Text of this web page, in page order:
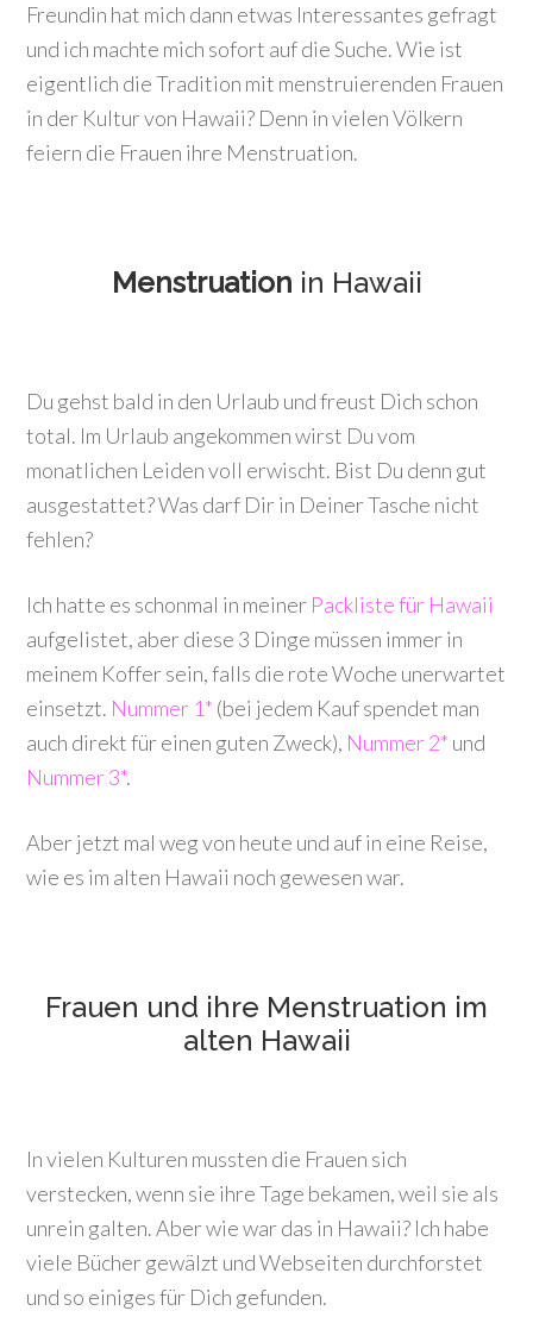
Freundin hat mich dann etwas Interessantes gefragt
und ich machte mich sofort auf die Suche. Wie ist
eigentlich die Tradition mit menstruierenden Frauen
in der Kultur von Hawaii? Denn in vielen Völkern
feiern die Frauen ihre Menstruation.
Menstruation in Hawaii
Du gehst bald in den Urlaub und freust Dich schon
total. Im Urlaub angekommen wirst Du vom
monatlichen Leiden voll erwischt. Bist Du denn gut
ausgestattet? Was darf Dir in Deiner Tasche nicht
fehlen?
Ich hatte es schonmal in meiner Packliste für Hawaii
aufgelistet, aber diese 3 Dinge müssen immer in
meinem Koffer sein, falls die rote Woche unerwartet
einsetzt. Nummer 1* (bei jedem Kauf spendet man
auch direkt für einen guten Zweck), Nummer 2* und
Nummer 3*.
Aber jetzt mal weg von heute und auf in eine Reise,
wie es im alten Hawaii noch gewesen war.
Frauen und ihre Menstruation im
alten Hawaii
In vielen Kulturen mussten die Frauen sich
verstecken, wenn sie ihre Tage bekamen, weil sie als
unrein galten. Aber wie war das in Hawaii? Ich habe
viele Bücher gewälzt und Webseiten durchforstet
und so einiges für Dich gefunden.